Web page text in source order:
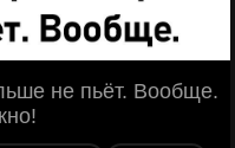
не пьёт. Вообще.